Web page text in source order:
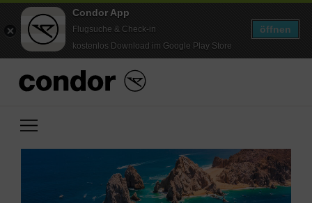
Condor App
Flugsuche & Check-in
kostenlos Download im Google Play Store
öffnen